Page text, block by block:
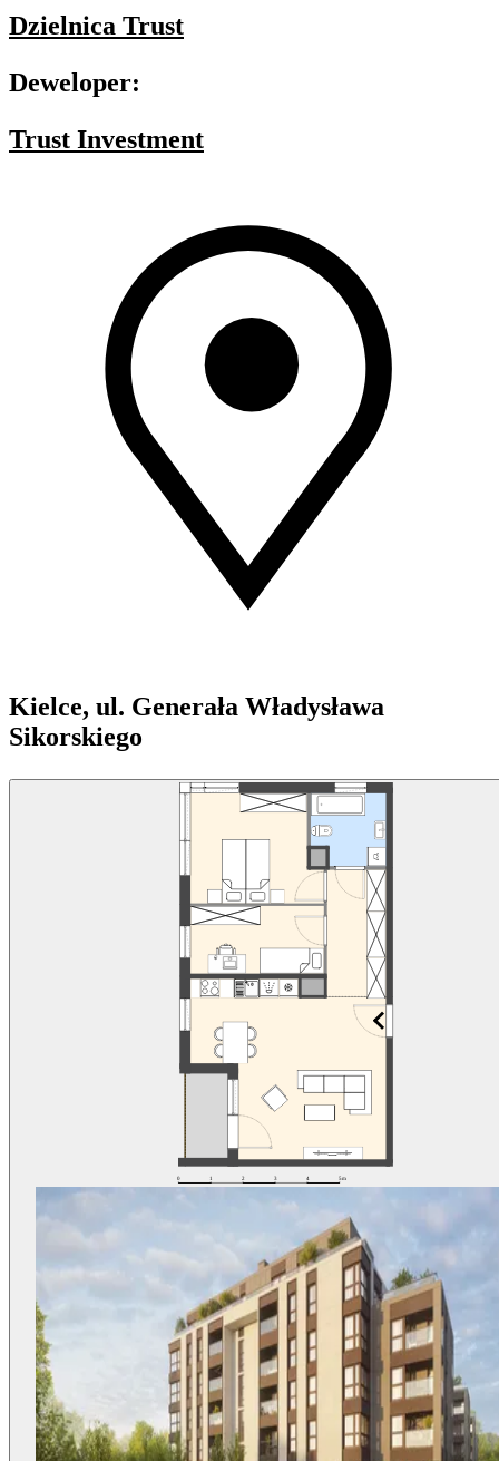
Dzielnica Trust
Deweloper:
Trust Investment
Kielce, ul. Generała Władysława
Sikorskiego